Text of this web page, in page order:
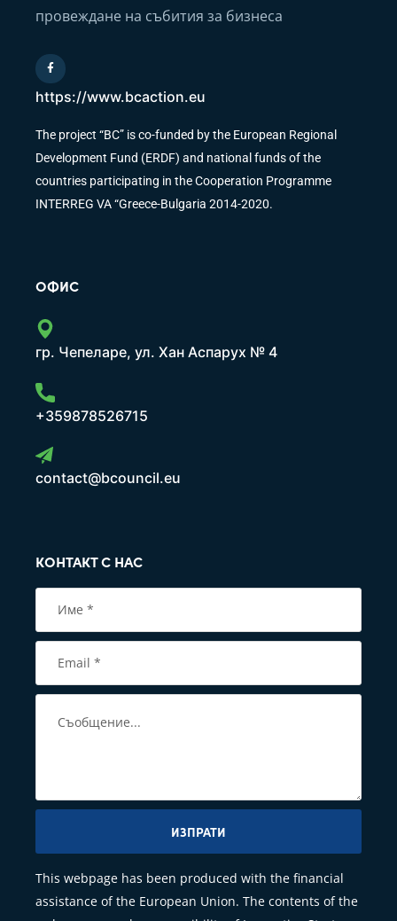
провеждане на събития за бизнеса
https://www.bcaction.eu
The project “BC” is co-funded by the European Regional
Development Fund (ERDF) and national funds of the
countries participating in the Cooperation Programme
INTERREG VA “Greece-Bulgaria 2014-2020.
ОФИС
гр. Чепеларе, ул. Хан Аспарух № 4
+359878526715
contact@bcouncil.eu
КОНТАКТ С НАС
ИЗПРАТИ
This webpage has been produced with the financial
assistance of the European Union. The contents of the